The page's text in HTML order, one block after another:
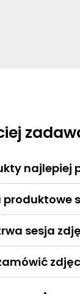
najlepiej
produktowe
sesja